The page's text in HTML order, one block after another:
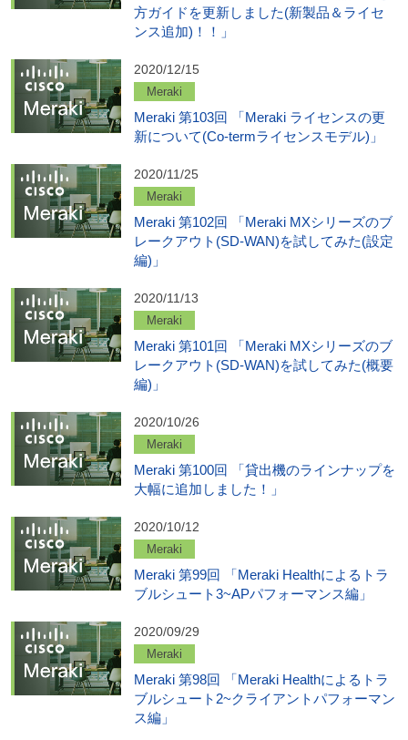
方ガイドを更新しました(新製品＆ライセ
ンス追加)！！」
2020/12/15
Meraki
Meraki 第103回 「Meraki ライセンスの更
新について(Co-termライセンスモデル)」
2020/11/25
Meraki
Meraki 第102回 「Meraki MXシリーズのブ
レークアウト(SD-WAN)を試してみた(設定
編)」
2020/11/13
Meraki
Meraki 第101回 「Meraki MXシリーズのブ
レークアウト(SD-WAN)を試してみた(概要
編)」
2020/10/26
Meraki
Meraki 第100回 「貸出機のラインナップを
大幅に追加しました！」
2020/10/12
Meraki
Meraki 第99回 「Meraki Healthによるトラ
ブルシュート3~APパフォーマンス編」
2020/09/29
Meraki
Meraki 第98回 「Meraki Healthによるトラ
ブルシュート2~クライアントパフォーマン
ス編」